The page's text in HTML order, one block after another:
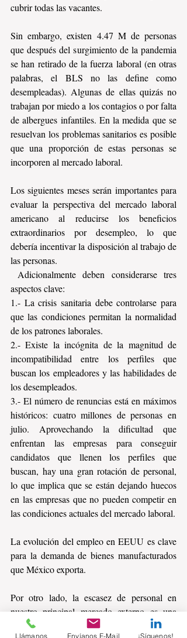
cubrir todas las vacantes.
Sin embargo, existen 4.47 M de personas
que después del surgimiento de la pandemia
se han retirado de la fuerza laboral (en otras
palabras, el BLS no las define como
desempleadas). Algunas de ellas quizás no
trabajan por miedo a los contagios o por falta
de albergues infantiles. En la medida que se
resuelvan los problemas sanitarios es posible
que una proporción de estas personas se
incorporen al mercado laboral.
Los siguientes meses serán importantes para
evaluar la perspectiva del mercado laboral
americano al reducirse los beneficios
extraordinarios por desempleo, lo que
debería incentivar la disposición al trabajo de
las personas.
aspectos clave:
1.- La crisis sanitaria debe controlarse para
que las condiciones permitan la normalidad
de los patrones laborales.
2.- Existe la incógnita de la magnitud de
incompatibilidad entre los perfiles que
buscan los empleadores y las habilidades de
los desempleados.
3.- El número de renuncias está en máximos
históricos: cuatro millones de personas en
julio. Aprovechando la dificultad que
enfrentan las empresas para conseguir
candidatos que llenen los perfiles que
buscan, hay una gran rotación de personal,
lo que implica que se están dejando huecos
en las empresas que no pueden competir en
La evolución del empleo en EEUU es clave
para la demanda de bienes manufacturados
que México exporta.
Por otro lado, la escasez de personal en
nuestro principal mercado externo es una
oportunidad para aprovechar la relativa
Llámanos Envíanos E-Mail ¡Síguenos!